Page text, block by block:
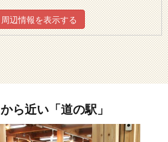
周辺情報を表示する
ら近い「道の駅」